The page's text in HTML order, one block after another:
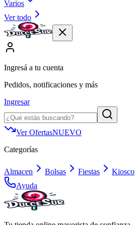
Varios
Ver todo
Ingresá a tu cuenta
Pedidos, notificaciones y más
Ingresar
Ver OfertasNUEVO
Categorías
Almacen Bolsas Fiestas Kiosco
Ayuda